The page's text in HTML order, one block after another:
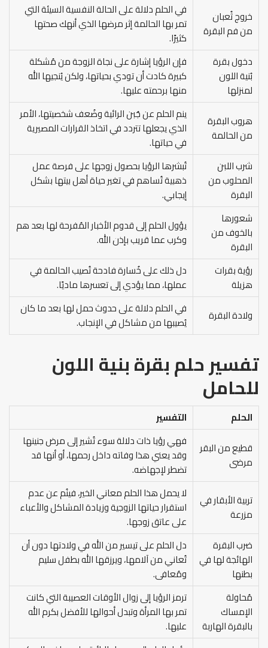
خروج ثُعبان
من فم البقرة
في الحلم دلالة على الحالة النفسية السيئة التي
تمر بها الحالمة إثر مرضها الذي أنهك صحتها
كثيرًا.
دخول بقرة
بُنية اللون
لمنزلها
فإن الرؤيا إشارة على نجاة الزوجة من مُشكلة
كبيرة كادت أن تودي بحياتها، ولكن يُنجيها الله
منها برحمته عليها.
هروب البقرة
من الحالمة
ينم الحلم عن جُبن الرائية وضُعف شخصيتها، الأمر
الذي يجعلها تتردد في اتخاذ القرارات المصيرية
في حياتها.
شرب اللبن
المحلوب من
البقرة
تُبشرها الرؤيا بحصول زوجها على فرصة عمل
ذهبية تُساهم في تغير حياة أهل بيتها بشكل
إيجابي.
شعورها
بالخوف من
البقرة
يؤول الحلم إلى قدوم الأخبار المُفرحة لها بعد هم
وكرب عما قريب بإذن الله.
رؤية بقرات
هزيلة
دل ذلك على خُسارة فادحة تُصيب الحالمة في
عملها، مما يؤدي إلى تعسرها ماديًا.
ولادة البقرة
في الحلم دلالة على حدوث حمل لها بعد ما كان
يُصيبها من مشاكل في الإنجاب.
تفسير حلم بقرة بنية اللون
للحامل
الحلم
التفسير
قطيع من البقر
مرضى
فهي رؤيا ذات دلالة سوء تُشير إلى مرض جنينها
وقد يعني هذا وفاته داخل رحمها، أو أنها قد
تضطر لإجهاضه.
تربية الأبقار في
مزرعة
لا يحمل هذا الحلم معاني الخير، فينُم عن عدم
استقرار حياتها الزوجية وزيادة المشاكل والأعباء
على عاتق زوجها.
ضرب البقرة
الهائجة لها في
بطنها
دل الحلم على تيسير من الله في ولادتها دون أن
تُعاني من آلامها، ويرزقها الله بطفل سليم
ومُعافى.
مُحاولة
الإمساك
بالبقرة الهاربة
ترمز الرؤيا إلى زوال الأوقات العصيبة التي كانت
تمر بها المرأة وتبدل أحوالها للأفضل بكرم الله
عليها.